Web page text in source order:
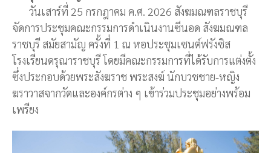
วันเสาร์ที่ 25 กรกฎาคม ค.ศ. 2026 สังฆมณฑลราชบุรี
จัดการประชุมคณะกรรมการดำเนินงานซีนอด สังฆมณฑล
ราชบุรี สมัยสามัญ ครั้งที่ 1 ณ หอประชุมเซนต์ฟรังซิส
โรงเรียนดรุณาราชบุรี โดยมีคณะกรรมการที่ได้รับการแต่งตั้ง
ซึ่งประกอบด้วยพระสังฆราช พระสงฆ์ นักบวชชาย-หญิง
ฆราวาสจากวัดและองค์กรต่าง ๆ เข้าร่วมประชุมอย่างพร้อม
เพรียง